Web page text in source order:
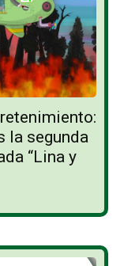
la segunda
“Lina y